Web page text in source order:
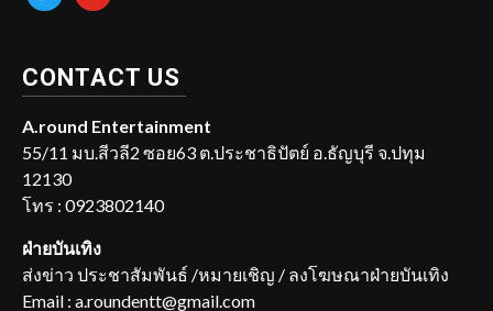
CONTACT US
A.round Entertainment
55/11 มบ.สีวลี2 ซอย63 ต.ประชาธิปัตย์ อ.ธัญบุรี จ.ปทุม
12130
โทร : 0923802140
ฝ่ายบันเทิง
ส่งข่าว ประชาสัมพันธ์ /หมายเชิญ / ลงโฆษณาฝ่ายบันเทิง
Email : a.roundentt@gmail.com